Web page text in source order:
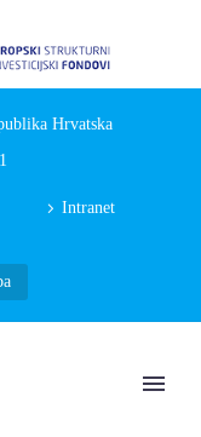
Hrvatska
Intranet